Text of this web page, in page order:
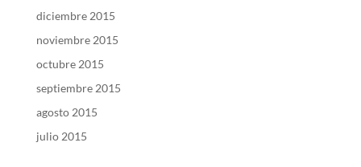
diciembre 2015
noviembre 2015
octubre 2015
septiembre 2015
agosto 2015
julio 2015